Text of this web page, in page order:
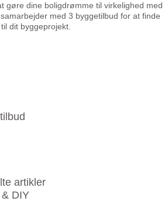
gøre dine boligdrømme til virkelighed med
med 3 byggetilbud for at finde
dit byggeprojekt.
artikler
DIY